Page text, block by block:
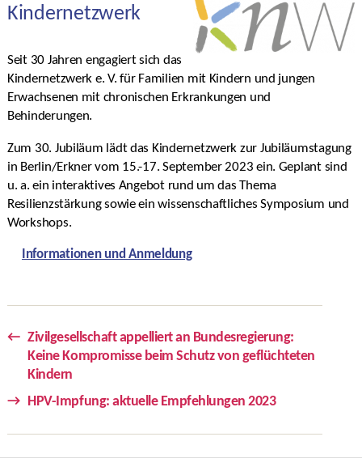
Kindernetzwerk
Seit 30 Jahren engagiert sich das
Kindernetzwerk e. V. für Familien mit Kindern und jungen
Erwachsenen mit chronischen Erkrankungen und
Behinderungen.
Zum 30. Jubiläum lädt das Kindernetzwerk zur Jubiläumstagung
in Berlin/Erkner vom 15.-17. September 2023 ein. Geplant sind
u. a. ein interaktives Angebot rund um das Thema
Resilienzstärkung sowie ein wissenschaftliches Symposium und
Workshops.
Informationen und Anmeldung
← Zivilgesellschaft appelliert an Bundesregierung:
Keine Kompromisse beim Schutz von geflüchteten
Kindern
→ HPV-Impfung: aktuelle Empfehlungen 2023